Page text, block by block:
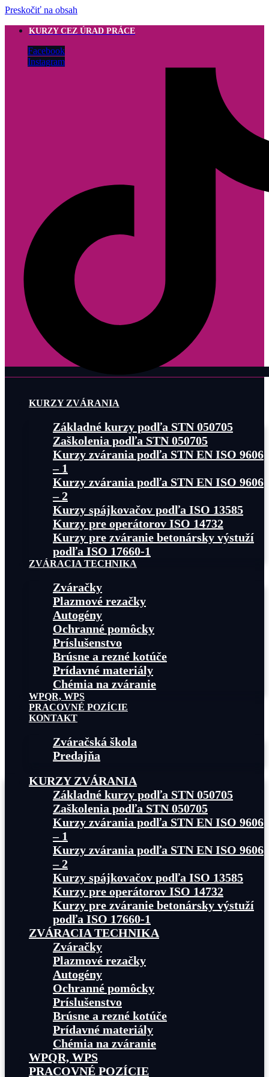
Preskočiť na obsah
KURZY CEZ ÚRAD PRÁCE
Facebook
Instagram
KURZY ZVÁRANIA
Základné kurzy podľa STN 050705
Zaškolenia podľa STN 050705
Kurzy zvárania podľa STN EN ISO 9606
– 1
Kurzy zvárania podľa STN EN ISO 9606
– 2
Kurzy spájkovačov podľa ISO 13585
Kurzy pre operátorov ISO 14732
Kurzy pre zváranie betonársky výstuží
podľa ISO 17660-1
ZVÁRACIA TECHNIKA
Zváračky
Plazmové rezačky
Autogény
Ochranné pomôcky
Príslušenstvo
Brúsne a rezné kotúče
Prídavné materiály
Chémia na zváranie
WPQR, WPS
PRACOVNÉ POZÍCIE
KONTAKT
Zváračská škola
Predajňa
KURZY ZVÁRANIA
Základné kurzy podľa STN 050705
Zaškolenia podľa STN 050705
Kurzy zvárania podľa STN EN ISO 9606
– 1
Kurzy zvárania podľa STN EN ISO 9606
– 2
Kurzy spájkovačov podľa ISO 13585
Kurzy pre operátorov ISO 14732
Kurzy pre zváranie betonársky výstuží
podľa ISO 17660-1
ZVÁRACIA TECHNIKA
Zváračky
Plazmové rezačky
Autogény
Ochranné pomôcky
Príslušenstvo
Brúsne a rezné kotúče
Prídavné materiály
Chémia na zváranie
WPQR, WPS
PRACOVNÉ POZÍCIE